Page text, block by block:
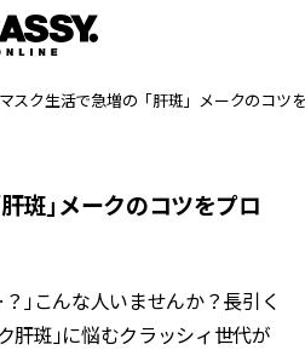
マスク生活で急増の「肝斑」メークのコツ
斑」メークのコツをプロ
」こんな人いませんか？長引く
肝斑」に悩むクラッシィ世代が